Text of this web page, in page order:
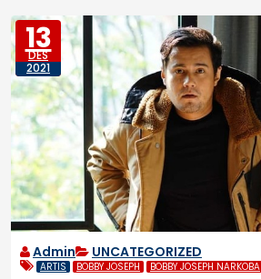
13
DES
2021
Admin UNCATEGORIZED
ARTIS BOBBY JOSEPH BOBBY JOSEPH NARKOBA